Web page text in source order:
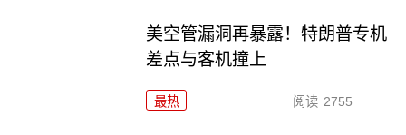
美空管漏洞再暴露！特朗普专机
差点与客机撞上
最热 阅读 2755